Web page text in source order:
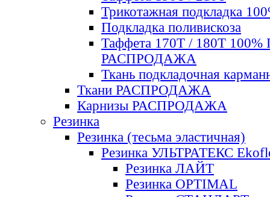
Трикотажная подкладка
Подкладка поливискоза
Таффета 170Т / 180Т 100%
РАСПРОДАЖА
Ткань подкладочная
Ткани РАСПРОДАЖА
Карнизы РАСПРОДАЖА
Резинка
Резинка (тесьма эластичная)
Резинка УЛЬТРАТЕКС
Резинка ЛАЙТ
Резинка OPTIMAL